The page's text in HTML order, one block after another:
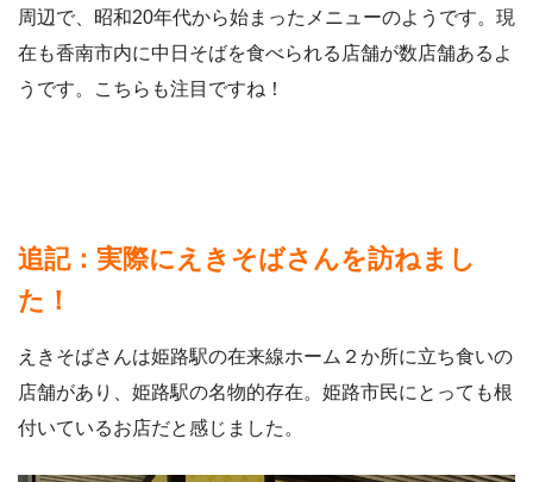
周辺で、昭和20年代から始まったメニューのようです。現
在も香南市内に中日そばを食べられる店舗が数店舗あるよ
うです。こちらも注目ですね！
追記：実際にえきそばさんを訪ねまし
た！
えきそばさんは姫路駅の在来線ホーム２か所に立ち食いの
店舗があり、姫路駅の名物的存在。姫路市民にとっても根
付いているお店だと感じました。